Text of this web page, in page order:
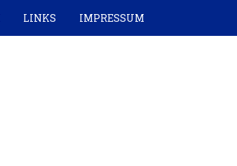
LINKS IMPRESSUM